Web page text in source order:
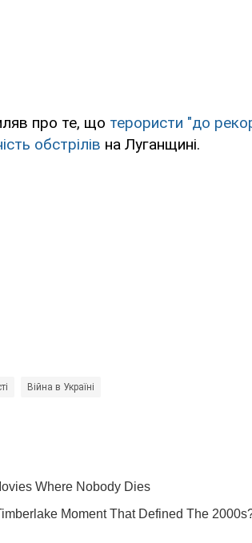
про те, що терористи "до
обстрілів на Луганщині.
Війна в Україні